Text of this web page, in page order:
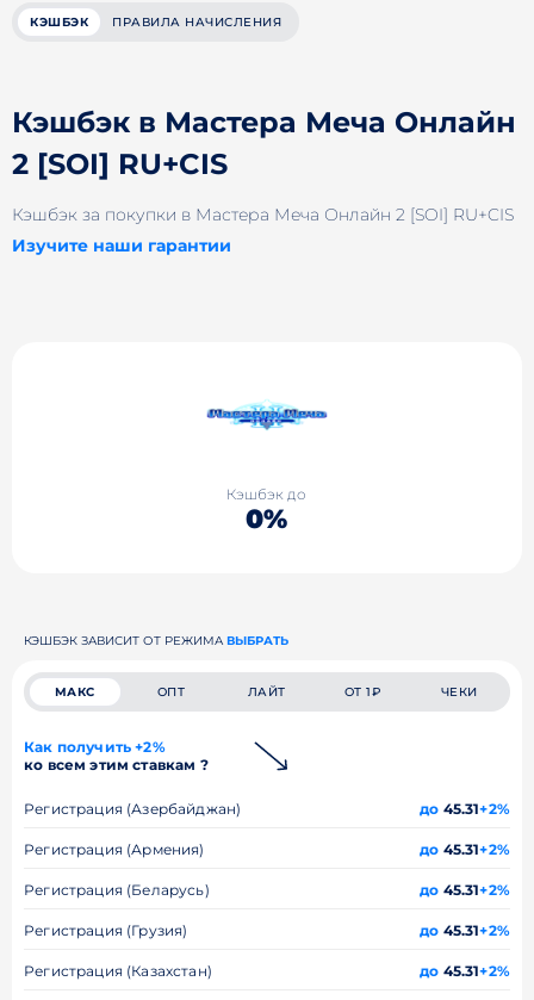
КЭШБЭК ПРАВИЛА НАЧИСЛЕНИЯ
Кэшбэк в Мастера Меча Онлайн
2 [SOI] RU+CIS
Кэшбэк за покупки в Мастера Меча Онлайн 2 [SOI] RU+CIS
Изучите наши гарантии
Кэшбэк до
0%
КЭШБЭК ЗАВИСИТ ОТ РЕЖИМА ВЫБРАТЬ
МАКС ОПТ ЛАЙТ ОТ 1₽ ЧЕКИ
Как получить +2%
ко всем этим ставкам ?
Регистрация (Азербайджан) до 45.31+2%
Регистрация (Армения) до 45.31+2%
Регистрация (Беларусь) до 45.31+2%
Регистрация (Грузия) до 45.31+2%
Регистрация (Казахстан) до 45.31+2%